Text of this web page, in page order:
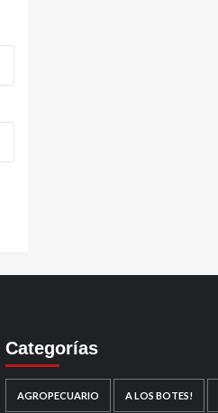
Categorías
AGROPECUARIO A LOS BOTES!